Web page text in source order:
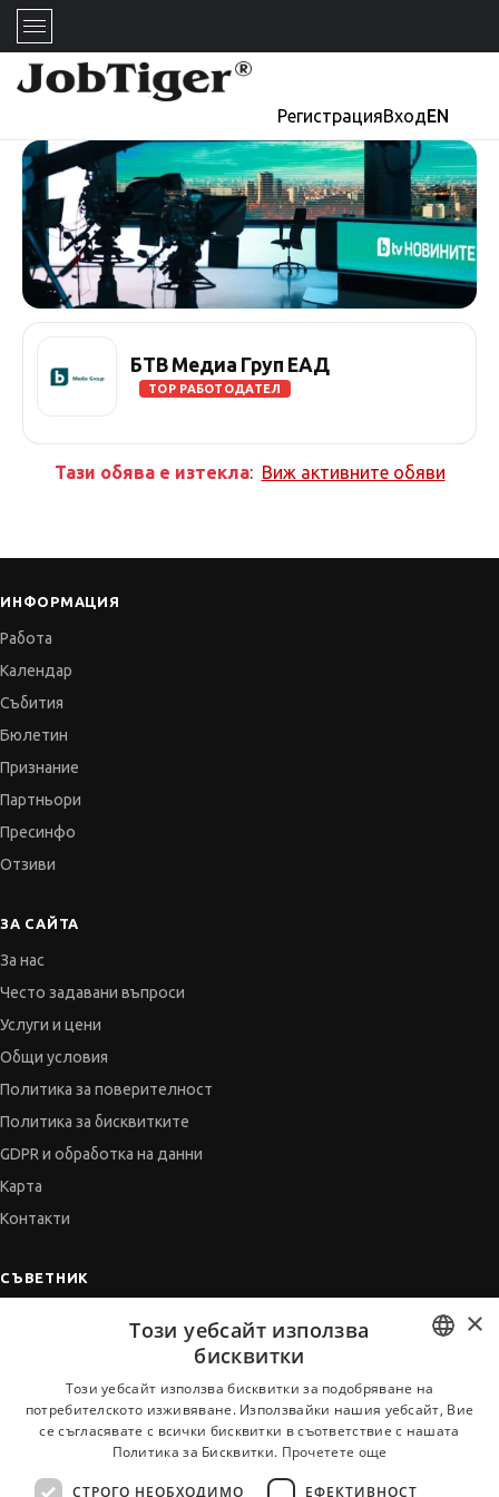
РегистрацияВходEN
БТВ Медиа Груп ЕАД
TOP РАБОТОДАТЕЛ
Тази обява е изтекла: Виж активните обяви
ИНФОРМАЦИЯ
Работа
Календар
Събития
Бюлетин
Признание
Партньори
Пресинфо
Отзиви
ЗА САЙТА
За нас
Често задавани въпроси
Услуги и цени
Общи условия
Политика за поверителност
Политика за бисквитките
GDPR и обработка на данни
Карта
Контакти
СЪВЕТНИК
Когато получим оферта
Vihra AI
BULGARIAN
ENGLISH
×
Този уебсайт използва
бисквитки
Този уебсайт използва бисквитки за подобряване на
потребителското изживяване. Използвайки нашия уебсайт, Вие
се съгласявате с всички бисквитки в съответствие с нашата
Политика за Бисквитки. Прочетете още
СТРОГО НЕОБХОДИМО ЕФЕКТИВНОСТ